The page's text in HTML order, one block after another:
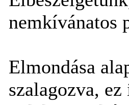
nemkívánatos
Elmondása
szalagozva,